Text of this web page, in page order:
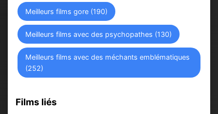
Meilleurs films gore (190)
Meilleurs films avec des psychopathes (130)
Meilleurs films avec des méchants emblématiques
(252)
Films liés